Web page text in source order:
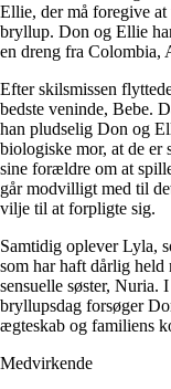
Ellie, der må foregive
bryllup. Don og Ellie
en dreng fra Colombia,
Efter skilsmissen
bedste veninde, Bebe.
han pludselig Don og
biologiske mor, at de
sine forældre om at
går modvilligt med til
vilje til at forpligte sig.
Samtidig oplever Lyla,
som har haft dårlig
sensuelle søster, Nuria.
bryllupsdag forsøger
ægteskab og familiens
Medvirkende